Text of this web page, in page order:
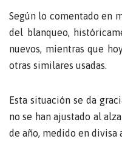
Según lo comentado en
del blanqueo,
nuevos, mientras que
otras similares usadas.
Esta situación se da
no se han ajustado al
de año, medido en divisa